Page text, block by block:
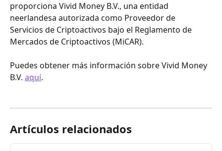
proporciona Vivid Money B.V., una entidad
neerlandesa autorizada como Proveedor de
Servicios de Criptoactivos bajo el Reglamento de
Mercados de Criptoactivos (MiCAR).
Puedes obtener más información sobre Vivid Money
B.V. aquí.
Artículos relacionados